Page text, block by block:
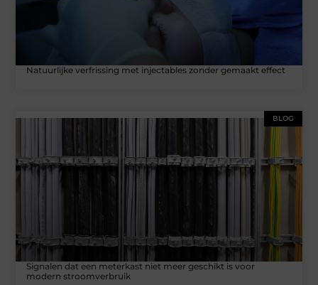
Natuurlijke verfrissing met injectables zonder gemaakt effect
BLOG
Signalen dat een meterkast niet meer geschikt is voor
modern stroomverbruik